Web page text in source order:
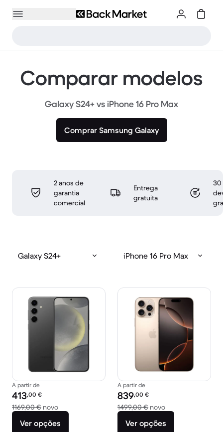
Comparar modelos
Galaxy S24+ vs iPhone 16 Pro Max
Comprar Samsung Galaxy
2 anos de
garantia
comercial
Entrega
gratuita
30
Galaxy S24+ iPhone 16 Pro Max
A partir de
Preço recondicionado:
413,00 €
1169,00 € novoVersus 1169,00 € novo
Ver opções
A partir de
Preço recondicionado:
839,00 €
1499,00 € novoVersus 1499,00 €
Ver opções